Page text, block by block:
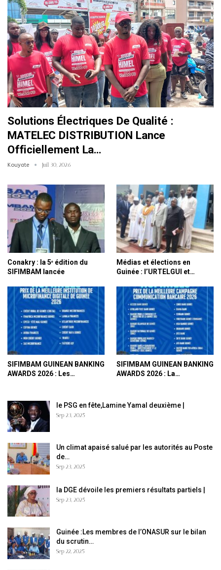
Solutions Électriques De Qualité :
MATELEC DISTRIBUTION Lance
Officiellement La…
Kouyate Juil 30, 2026
Conakry : la 5ᵉ édition du
SIFIMBAM lancée
Médias et élections en
Guinée : l’URTELGUI et…
SIFIMBAM GUINEAN BANKING
AWARDS 2026 : Les…
SIFIMBAM GUINEAN BANKING
AWARDS 2026 : La…
le PSG en fête,Lamine Yamal deuxième |
Sep 23, 2025
Un climat apaisé salué par les autorités au Poste
de…
Sep 23, 2025
la DGE dévoile les premiers résultats partiels |
Sep 23, 2025
Guinée :Les membres de l’ONASUR sur le bilan
du scrutin…
Sep 22, 2025